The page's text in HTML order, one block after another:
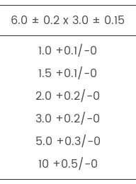
6.0 ± 0.2 x 3.0 ± 0.15
1.0 +0.1/-0
1.5 +0.1/-0
2.0 +0.2/-0
3.0 +0.2/-0
5.0 +0.3/-0
10 +0.5/-0